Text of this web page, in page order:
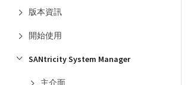
版本資訊
開始使用
SANtricity System Manager
主介面